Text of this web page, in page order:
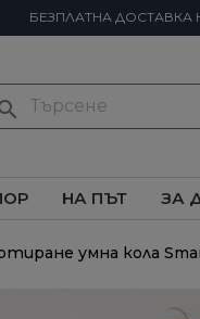
БЕЗПЛАТНА ДОСТАВКА
НА ПЪТ ЗА
умна кола